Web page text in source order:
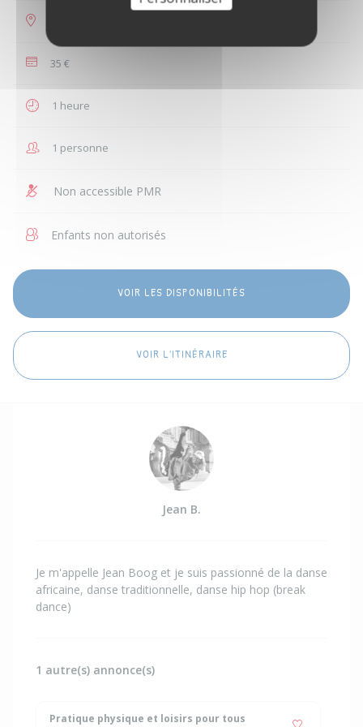
35 €
1 heure
1 personne
Non accessible PMR
Enfants non autorisés
VOIR LES DISPONIBILITÉS
VOIR L'ITINÉRAIRE
Jean B.
Je m'appelle Jean Boog et je suis passionné de la danse
africaine, danse traditionnelle, danse hip hop (break
dance)
1 autre(s) annonce(s)
Pratique physique et loisirs pour tous